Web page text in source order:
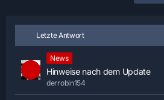
Letzte Antwort
News
Hinweise nach dem Update
derrobin154